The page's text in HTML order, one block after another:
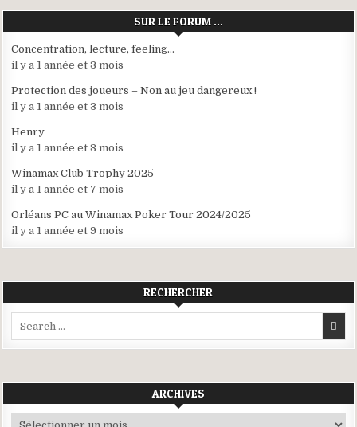
SUR LE FORUM …
Concentration, lecture, feeling…
il y a 1 année et 3 mois
Protection des joueurs – Non au jeu dangereux !
il y a 1 année et 3 mois
Henry
il y a 1 année et 3 mois
Winamax Club Trophy 2025
il y a 1 année et 7 mois
Orléans PC au Winamax Poker Tour 2024/2025
il y a 1 année et 9 mois
RECHERCHER
ARCHIVES
Archives